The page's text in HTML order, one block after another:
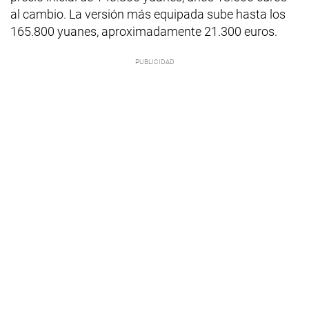
al cambio. La versión más equipada sube hasta los
165.800 yuanes, aproximadamente 21.300 euros.